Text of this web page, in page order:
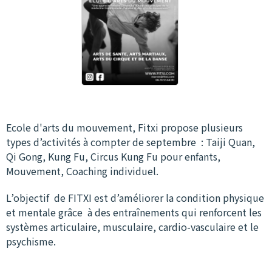
Ecole d'arts du mouvement, Fitxi propose plusieurs
types d’activités à compter de septembre : Taiji Quan,
Qi Gong, Kung Fu, Circus Kung Fu pour enfants,
Mouvement, Coaching individuel.
L’objectif de FITXI est d’améliorer la condition physique
et mentale grâce à des entraînements qui renforcent les
systèmes articulaire, musculaire, cardio-vasculaire et le
psychisme.